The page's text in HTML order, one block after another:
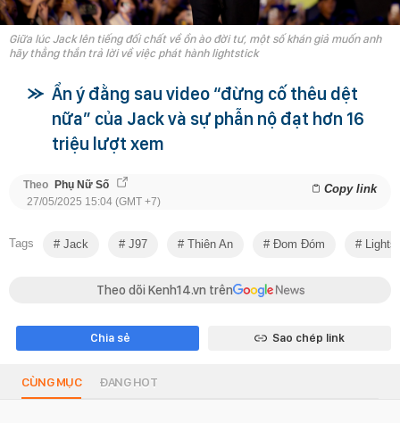
Giữa lúc Jack lên tiếng đối chất về ồn ào đời tư, một số khán giả muốn anh
hãy thẳng thắn trả lời về việc phát hành lightstick
Ẩn ý đằng sau video “đừng cố thêu dệt
nữa” của Jack và sự phẫn nộ đạt hơn 16
triệu lượt xem
Theo Phụ Nữ Số Copy link
27/05/2025 15:04 (GMT +7)
Tags Jack J97 Thiên An Đom Đóm
Theo dõi Kenh14.vn trên
Chia sẻ Sao chép link
CÙNG MỤC ĐANG HOT